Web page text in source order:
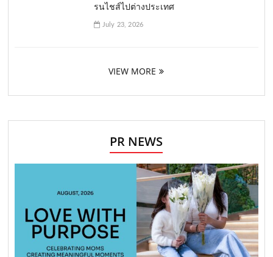
รนไชส์ไปต่างประเทศ
July 23, 2026
VIEW MORE
PR NEWS